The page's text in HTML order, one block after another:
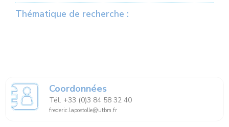
Thématique de recherche :
Coordonnées
Tél. +33 (0)3 84 58 32 40
frederic.lapostolle@utbm.fr